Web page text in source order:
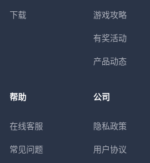
下载 游戏攻略
有奖活动
产品动态
帮助
在线客服
常见问题
公司
隐私政策
用户协议